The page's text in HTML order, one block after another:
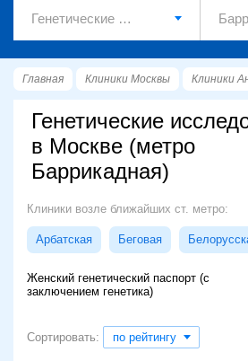
Главная Клиники Москвы Клиники
Генетические
в Москве (метро
Баррикадная)
Клиники возле ближайших ст. метро:
Арбатская Беговая
Женский генетический паспорт (с
заключением генетика)
Сортировать: по рейтингу